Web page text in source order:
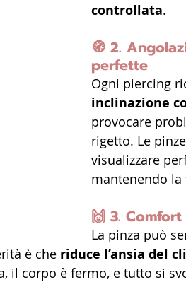
controllata.
🧭 2.
perfette
Ogni piercing
inclinazione
provocare
rigetto. Le
visualizzare
mantenendo
🙌 3.
La pinza può
è che riduce l’ansia del
il corpo è fermo, e tutto si